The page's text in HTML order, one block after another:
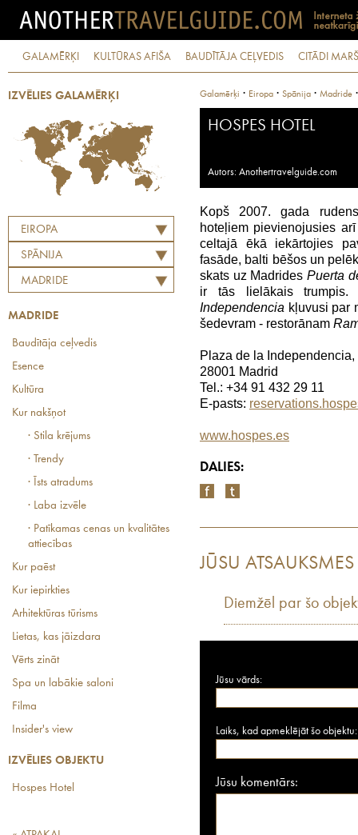
GALAMĒRĶI KULTŪRAS AFIŠA BAUDĪTĀJA CEĻVEDIS CITĀDI
IZVĒLIES GALAMĒRĶI
EIROPA
SPĀNIJA
MADRIDE
MADRIDE
Baudītāja ceļvedis
Esence
Kultūra
Kur nakšņot
· Stila krējums
· Trendy
· Īsts atradums
· Laba izvēle
· Patīkamas cenas un kvalitātes
attiecības
Kur paēst
Kur iepirkties
Arhitektūras tūrisms
Lietas, kas jāizdara
Vērts zināt
Spa un labākie saloni
Filma
Insider's view
IZVĒLIES OBJEKTU
Hospes Hotel
Galamērķi · Eiropa · Spānija · Madride
HOSPES HOTEL
Autors: Anothertravelguide.com
Kopš 2007. gada
hoteļiem pievienojusies
celtajā ēkā iekārtojies
fasāde, balti bēšos un
skats uz Madrides Puerta
ir tās lielākais
Independencia kļuvusi par
šedevram - restorānam
Plaza de la Independencia,
28001 Madrid
Tel.: +34 91 432 29 11
E-pasts:
www.hospes.es
DALIES:
JŪSU ATSAUKSMES
Diemžēl par šo
Jūsu vārds:
Laiks, kad apmeklējāt šo objektu:
Jūsu komentārs: